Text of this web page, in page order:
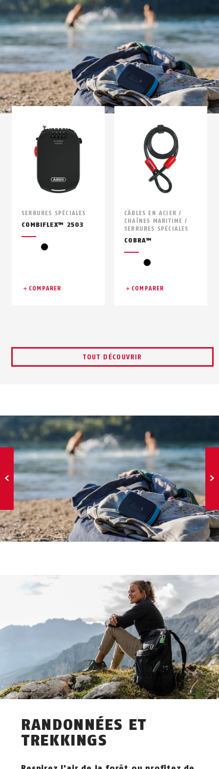
SERRURES SPÉCIALES
COMBIFLEX™ 2503
noir
COMPARER
CÂBLES EN ACIER /
CHAÎNES MARITIME /
SERRURES SPÉCIALES
COBRA™
noir
COMPARER
TOUT DÉCOUVRIR
RANDONNÉES ET
TREKKINGS